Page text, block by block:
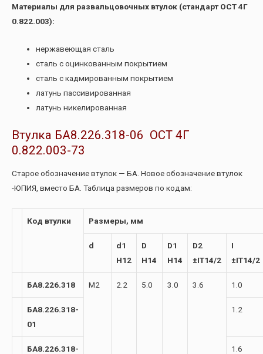
Материалы для развальцовочных втулок (стандарт ОСТ 4Г
0.822.003):
нержавеющая сталь
сталь с оцинкованным покрытием
сталь с кадмированным покрытием
латунь пассивированная
латунь никелированная
Втулка БА8.226.318-06 ОСТ 4Г
0.822.003-73
Старое обозначение втулок — БА. Новое обозначение втулок
-ЮПИЯ, вместо БА. Таблица размеров по кодам:
Код втулки Размеры, мм
d
d1
H12
D
H14
D1
H14
D2
±IT14/2
I
±IT14/2
БА8.226.318 М2 2.2 5.0 3.0 3.6 1.0
БА8.226.318-
01
1.2
БА8.226.318-
1.6